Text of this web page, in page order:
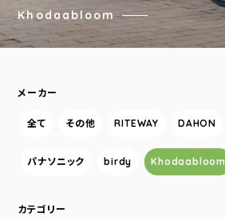
Khodaabloom
メーカー
全て その他 RITEWAY DAHON
パナソニック birdy Khodaabloom
カテゴリー